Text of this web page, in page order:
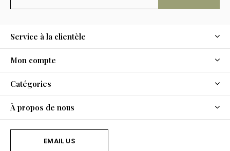
Service à la clientèle
Mon compte
Catégories
À propos de nous
EMAIL US